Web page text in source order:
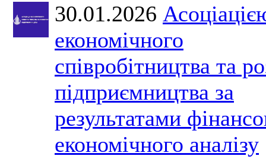
30.01.2026
економічного
співробітництва та
підприємництва за
результатами
економічного аналізу